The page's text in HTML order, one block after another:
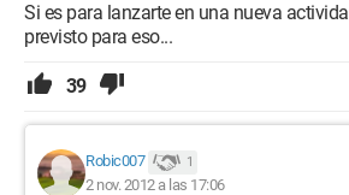
Si es para lanzarte en una nueva
previsto para eso...
39
Robic007 1
2 nov. 2012 a las 17:06